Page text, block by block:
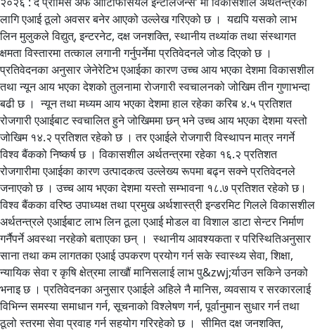
लागि एआई ठूलो अवसर बनेर आएको उल्लेख गरिएको छ । यद्यपि यसको लाभ
लिन मुलुकले विद्युत्, इन्टरनेट, दक्ष जनशक्ति, स्थानीय तथ्यांक तथा संस्थागत
क्षमता विस्तारमा तत्काल लगानी गर्नुपर्नेमा प्रतिवेदनले जोड दिएको छ ।
प्रतिवेदनका अनुसार जेनेरेटिभ एआईका कारण उच्च आय भएका देशमा विकासशील
तथा न्यून आय भएका देशको तुलनामा रोजगारी स्वचालनको जोखिम तीन गुणाभन्दा
बढी छ । न्यून तथा मध्यम आय भएका देशमा हाल रहेका करिब ४.५ प्रतिशत
रोजगारी एआईबाट स्वचालित हुने जोखिममा छन् भने उच्च आय भएका देशमा यस्तो
जोखिम १४.२ प्रतिशत रहेको छ । तर एआईले रोजगारी विस्थापन मात्र नगर्ने
विश्व बैंकको निष्कर्ष छ । विकासशील अर्थतन्त्रमा रहेका १६.२ प्रतिशत
रोजगारीमा एआईका कारण उत्पादकत्व उल्लेख्य रूपमा बढ्न सक्ने प्रतिवेदनले
जनाएको छ । उच्च आय भएका देशमा यस्तो सम्भावना १८.७ प्रतिशत रहेको छ।
विश्व बैंकका वरिष्ठ उपाध्यक्ष तथा प्रमुख अर्थशास्त्री इन्डरमिट गिलले विकासशील
अर्थतन्त्रले एआईबाट लाभ लिन ठूला एआई मोडल वा विशाल डाटा सेन्टर निर्माण
गर्नैपर्ने अवस्था नरहेको बताएका छन् । स्थानीय आवश्यकता र परिस्थितिअनुसार
साना तथा कम लागतका एआई उपकरण प्रयोग गर्न सके स्वास्थ्य सेवा, शिक्षा,
न्यायिक सेवा र कृषि क्षेत्रमा लाखौं मानिसलाई लाभ पु&zwj;र्याउन सकिने उनको
भनाइ छ । प्रतिवेदनका अनुसार एआईले अहिले नै मानिस, व्यवसाय र सरकारलाई
विभिन्न समस्या समाधान गर्न, सूचनाको विश्लेषण गर्न, पूर्वानुमान सुधार गर्न तथा
ठूलो स्तरमा सेवा प्रवाह गर्न सहयोग गरिरहेको छ । सीमित दक्ष जनशक्ति,